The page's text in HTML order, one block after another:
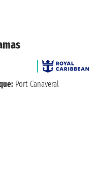
Port Canaveral